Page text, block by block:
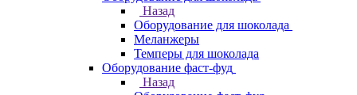
Назад
Оборудование для шоколада
Меланжеры
Темперы для шоколада
Оборудование фаст-фуд
Назад